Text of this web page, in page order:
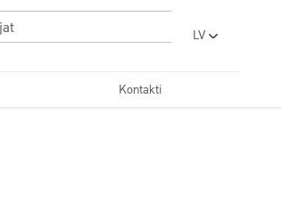
LV
UA
Kontakti